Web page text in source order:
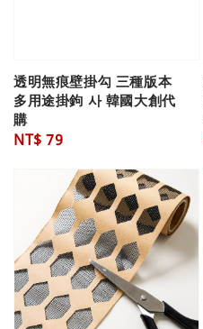
透明無痕壁掛勾 三種版本
多用途掛鉤 사 韓國大創代
購
Regular
NT$ 79